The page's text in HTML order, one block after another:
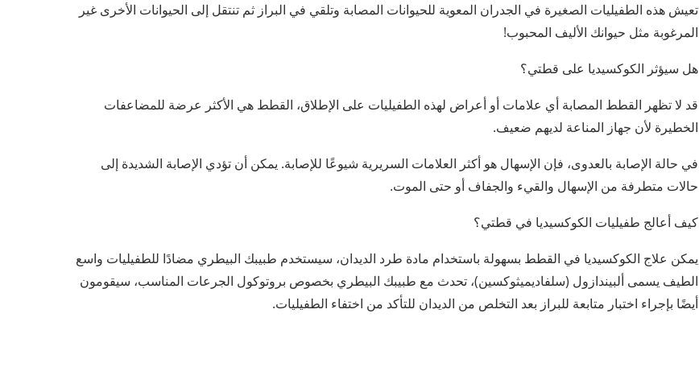
تعيش هذه الطفيليات الصغيرة في الجدران المعوية للحيوانات المصابة وتلقي في البراز ثم تنتقل إلى الحيوانات الأخرى غير
المرغوبة مثل حيوانك الأليف المحبوب!
هل سيؤثر الكوكسيديا على قطتي؟
قد لا تظهر القطط المصابة أي علامات أو أعراض لهذه الطفيليات على الإطلاق، القطط هي الأكثر عرضة للمضاعفات
الخطيرة لأن جهاز المناعة لديهم ضعيف.
في حالة الإصابة بالعدوى، فإن الإسهال هو أكثر العلامات السريرية شيوعًا للإصابة. يمكن أن تؤدي الإصابة الشديدة إلى
حالات متطرفة من الإسهال والقيء والجفاف أو حتى الموت.
كيف أعالج طفيليات الكوكسيديا في قطتي؟
يمكن علاج الكوكسيديا في القطط بسهولة باستخدام مادة طرد الديدان، سيستخدم طبيبك البيطري مضادًا للطفيليات واسع
الطيف يسمى ألبيندازول (سلفاديميثوكسين)، تحدث مع طبيبك البيطري بخصوص بروتوكول الجرعات المناسب، سيقومون
أيضًا بإجراء اختبار متابعة للبراز بعد التخلص من الديدان للتأكد من اختفاء الطفيليات.